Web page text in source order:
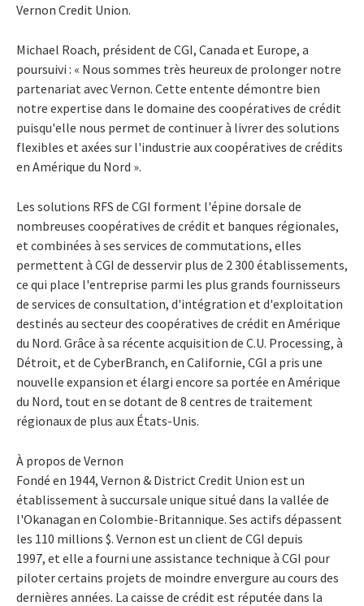
Vernon Credit Union.
Michael Roach, président de CGI, Canada et Europe, a
poursuivi : « Nous sommes très heureux de prolonger notre
partenariat avec Vernon. Cette entente démontre bien
notre expertise dans le domaine des coopératives de crédit
puisqu'elle nous permet de continuer à livrer des solutions
flexibles et axées sur l'industrie aux coopératives de crédits
en Amérique du Nord ».
Les solutions RFS de CGI forment l'épine dorsale de
nombreuses coopératives de crédit et banques régionales,
et combinées à ses services de commutations, elles
permettent à CGI de desservir plus de 2 300 établissements,
ce qui place l'entreprise parmi les plus grands fournisseurs
de services de consultation, d'intégration et d'exploitation
destinés au secteur des coopératives de crédit en Amérique
du Nord. Grâce à sa récente acquisition de C.U. Processing, à
Détroit, et de CyberBranch, en Californie, CGI a pris une
nouvelle expansion et élargi encore sa portée en Amérique
du Nord, tout en se dotant de 8 centres de traitement
régionaux de plus aux États-Unis.
À propos de Vernon
Fondé en 1944, Vernon & District Credit Union est un
établissement à succursale unique situé dans la vallée de
l'Okanagan en Colombie-Britannique. Ses actifs dépassent
les 110 millions $. Vernon est un client de CGI depuis
1997, et elle a fourni une assistance technique à CGI pour
piloter certains projets de moindre envergure au cours des
dernières années. La caisse de crédit est réputée dans la